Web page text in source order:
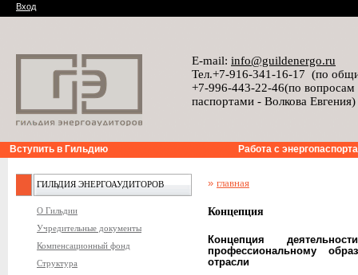
Вход
E-mail: info@guildenergo.ru
Тел.+7-916-341-16-17 (по
+7-996-443-22-46(по
паспортами - Волкова Евгения)
Вступить в Гильдию Работа с
ГИЛЬДИЯ ЭНЕРГОАУДИТОРОВ
О Гильдии
Учредительные документы
Компенсационный фонд
Структура
» главная
Концепция
Концепция
профессиональному
отрасли